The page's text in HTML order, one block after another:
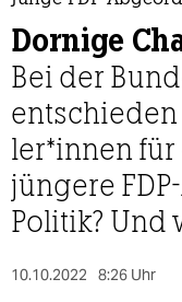
nord
wahrheit
verlag
verlag
veranstaltungen
shop
Dornige
Bei der
le­r*in­nen für
jüngere
Politik? Und
10.10.2022 8:26 Uhr